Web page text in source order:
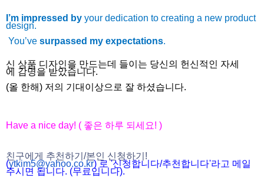
I’m impressed by your dedication to creating a new product
design.
You’ve surpassed my expectations.
신 상품 디자인을 만드는데 들이는 당신의 헌신적인 자세
에 감명을 받았습니다.
(올 한해) 저의 기대이상으로 잘 하셨습니다.
Have a nice day! ( 좋은 하루 되세요! )
친구에게 추천하기/본인 신청하기!
(ytkim5@yahoo.co.kr) 로 '신청합니다/추천합니다'라고 메일
주시면 됩니다. (무료입니다).